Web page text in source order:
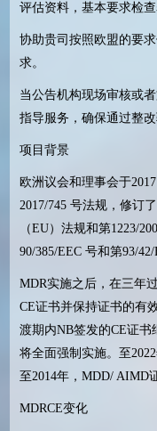
评估资料，基本要求检
协助贵司按照欧盟的要
求。
当公告机构现场审核或
指导服务，确保通过整改
项目背景
欧洲议会和理事会于
2017/745 号法规，修订
（EU）法规和第1223/
90/385/EEC 号和第93/
MDR实施之后，在三年
CE证书并保持证书的有
渡期内NB签发的CE证书
将全面强制实施。至
至2014年，MDD/ AIMD
MDRCE变化